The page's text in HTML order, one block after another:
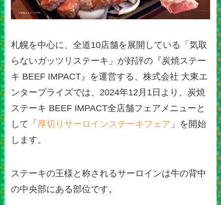
札幌を中心に、全道10店舗を展開している「気取
らないガッツリステーキ」が好評の『炭焼ステー
キ BEEF IMPACT』を運営する、株式会社 大東エ
ンタープライズでは、2024年12月1日より、炭焼
ステーキ BEEF IMPACT全店舗フェアメニューと
して「 厚切りサーロインステーキフェア 」を開始
します。
ステーキの王様と称されるサーロインは牛の背中
の中央部にある部位です。